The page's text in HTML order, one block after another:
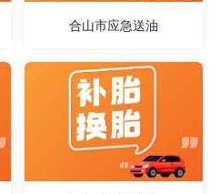
合山市应急送油